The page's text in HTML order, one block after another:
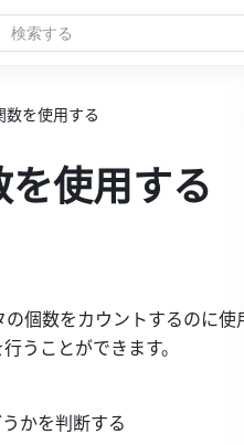
数を使用する
を使用する
個数をカウントするのに使
うことができます。
かを判断する